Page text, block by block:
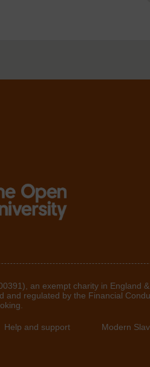
an exempt charity in England &
and regulated by the Financial
Help and support Modern